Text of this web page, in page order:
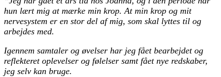
hun lært mig at mærke min krop. At min krop og mit
nervesystem er en stor del af mig, som skal lyttes til og
arbejdes med.
Igennem samtaler og øvelser har jeg fået bearbejdet og
reflekteret oplevelser og følelser samt fået nye redskaber,
jeg selv kan bruge.